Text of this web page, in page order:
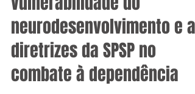
Julho Branco: a
vulnerabilidade do
neurodesenvolvimento e as
diretrizes da SPSP no